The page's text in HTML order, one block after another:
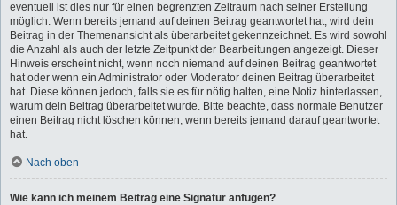
eventuell ist dies nur für einen begrenzten Zeitraum nach seiner Erstellung
möglich. Wenn bereits jemand auf deinen Beitrag geantwortet hat, wird dein
Beitrag in der Themenansicht als überarbeitet gekennzeichnet. Es wird sowohl
die Anzahl als auch der letzte Zeitpunkt der Bearbeitungen angezeigt. Dieser
Hinweis erscheint nicht, wenn noch niemand auf deinen Beitrag geantwortet
hat oder wenn ein Administrator oder Moderator deinen Beitrag überarbeitet
hat. Diese können jedoch, falls sie es für nötig halten, eine Notiz hinterlassen,
warum dein Beitrag überarbeitet wurde. Bitte beachte, dass normale Benutzer
einen Beitrag nicht löschen können, wenn bereits jemand darauf geantwortet
hat.
Nach oben
Wie kann ich meinem Beitrag eine Signatur anfügen?